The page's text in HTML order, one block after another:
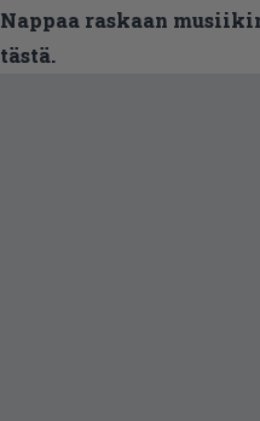
Nappaa raskaan
tästä.